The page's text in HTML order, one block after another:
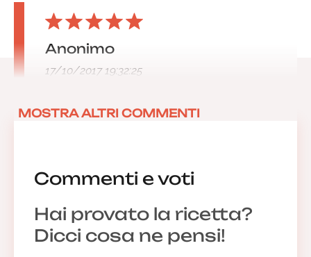
Commenti e voti
Hai provato la ricetta?
Dicci cosa ne pensi!
Anonimo
17/10/2017 19:32:25
MOSTRA ALTRI COMMENTI